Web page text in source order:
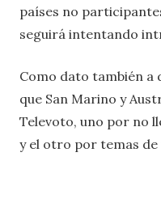
países no
seguirá intentando
Como dato también a
que San Marino y
Televoto, uno por no
y el otro por temas